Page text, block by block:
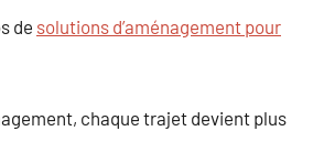
de solutions d’aménagement pour
chaque trajet devient plus